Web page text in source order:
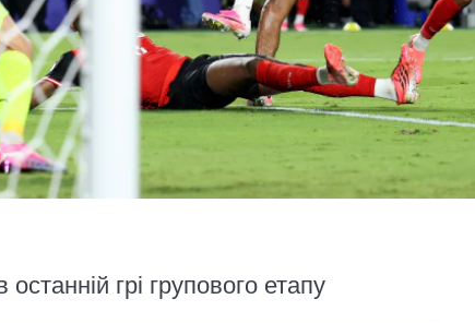
грі групового етапу